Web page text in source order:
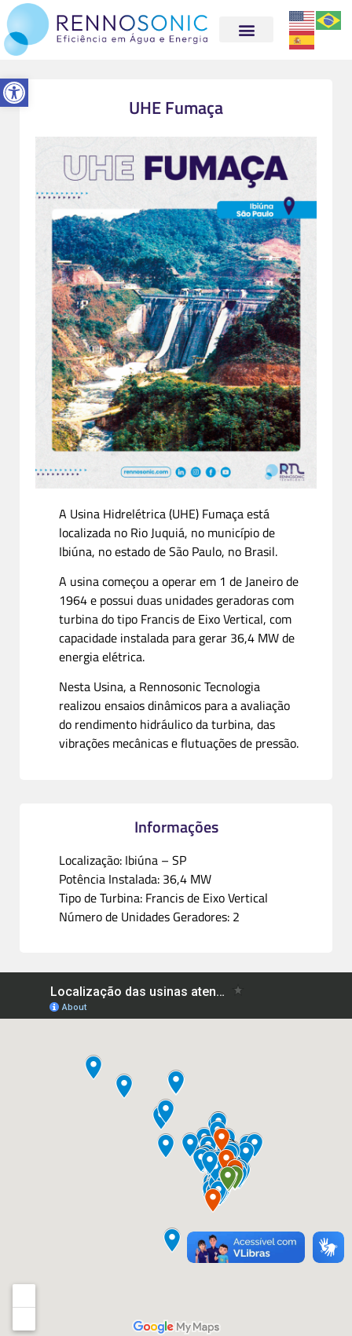
Abrir a barra de ferramentas
UHE Fumaça
A Usina Hidrelétrica (UHE) Fumaça está
localizada no Rio Juquiá, no município de
Ibiúna, no estado de São Paulo, no Brasil.
A usina começou a operar em 1 de Janeiro de
1964 e possui duas unidades geradoras com
turbina do tipo Francis de Eixo Vertical, com
capacidade instalada para gerar 36,4 MW de
energia elétrica.
Nesta Usina, a Rennosonic Tecnologia
realizou ensaios dinâmicos para a avaliação
do rendimento hidráulico da turbina, das
vibrações mecânicas e flutuações de pressão.
Informações
Localização: Ibiúna – SP
Potência Instalada: 36,4 MW
Tipo de Turbina: Francis de Eixo Vertical
Número de Unidades Geradores: 2